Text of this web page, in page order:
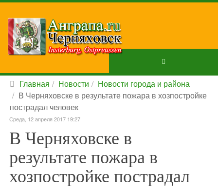
Главная Новости
Новости города и района
В Черняховске в результате пожара в хозпостройке
пострадал человек
Среда, 12 апреля 2017 19:27
В Черняховске в
результате пожара в
хозпостройке пострадал